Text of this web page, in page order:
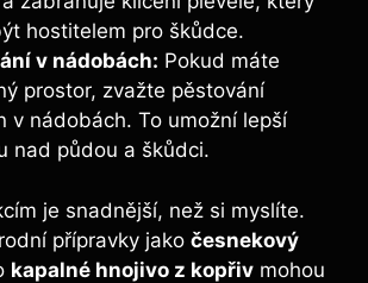
hostitelem pro škůdce.
v nádobách: Pokud máte
prostor, zvažte pěstování
v nádobách. To umožní lepší
nad půdou a škůdci.
je snadnější, než si myslíte.
přípravky jako česnekový
kapalné hnojivo z kopřiv mohou